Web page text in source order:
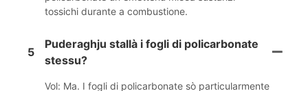
tossichi durante a combustione.
5
Puderaghju stallà i fogli di policarbonate
stessu?
Vol: Ma. I fogli di policarbonate sò particularmente